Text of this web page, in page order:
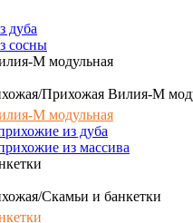
дуба
сосны
М модульная
Прихожая Вилия-М
М модульная
из дуба
из массива
Скамьи и банкетки